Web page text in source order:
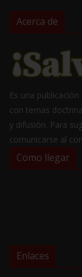
Acerca de
Es una
con temas
y difusión. Para
comunicarse al
Como llegar
Enlaces